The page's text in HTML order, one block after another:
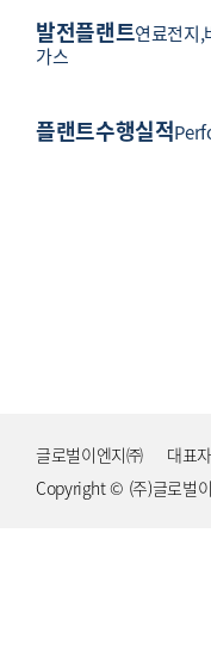
발전플랜트연료전지,
가스
플랜트수행실적
글로벌이엔지㈜ 대표
Copyright © (주)글로벌